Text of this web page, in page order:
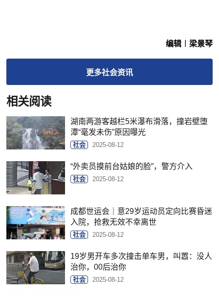
编辑︱梁景琴
更多社会资讯
相关阅读
湖南两游客越栏5米瀑布滑落，撞岩壁堕
潭“毫发未伤”原因曝光
社会 2025-08-12
“外卖员摸前台姑娘的脸”，警方介入
社会 2025-08-12
成都世运会｜意29岁运动员定向比赛昏迷
入院，抢救无效不幸离世
社会 2025-08-12
19岁男开车多次撞击单车男，叫嚣：没人
治你，00后治你
社会 2025-08-12